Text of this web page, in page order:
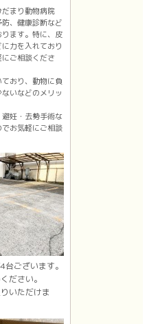
まり動物病院
、健康診断など
ます。特に、皮
力を入れており
ご相談くださ
おり、動物に負
いなどのメリッ
妊・去勢手術な
お気軽にご相談
ございます。
ださい。
いただけま